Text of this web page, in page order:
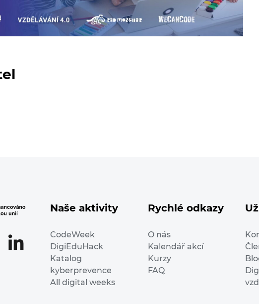
Naše aktivity
CodeWeek
DigiEduHack
Katalog
kyberprevence
All digital weeks
Rychlé odkazy
O nás
Kalendář akcí
Kurzy
FAQ